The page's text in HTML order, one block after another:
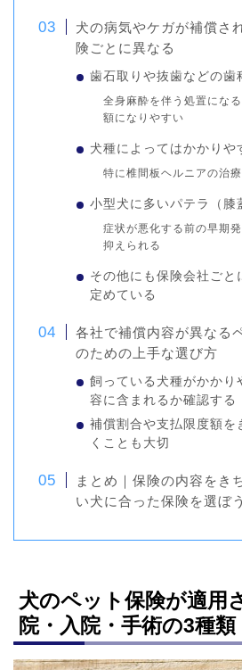
犬の病気やケガが補償さ
険ごとに異なる
歯石取りや抜歯などの歯
全身麻酔を伴う処置にな
額になりやすい
犬種によってはかかりや
特に椎間板ヘルニアの治
小型犬に多いパテラ（膝
症状が悪化する前の早期
抑えられる
その他にも保険会社ごと
定めている
各社で補償内容が異なる
のための上手な選び方
飼っている犬種がかかり
容に含まれるか確認する
補償割合や支払限度額を
くことも大切
まとめ｜保険の内容をき
い犬に合った保険を選ぼう
犬のペット保険が適用
院・入院・手術の3種類